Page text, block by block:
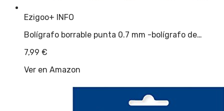
Ezigoo+ INFO
Bolígrafo borrable punta 0.7 mm -bolígrafo de…
7,99 €
Ver en Amazon